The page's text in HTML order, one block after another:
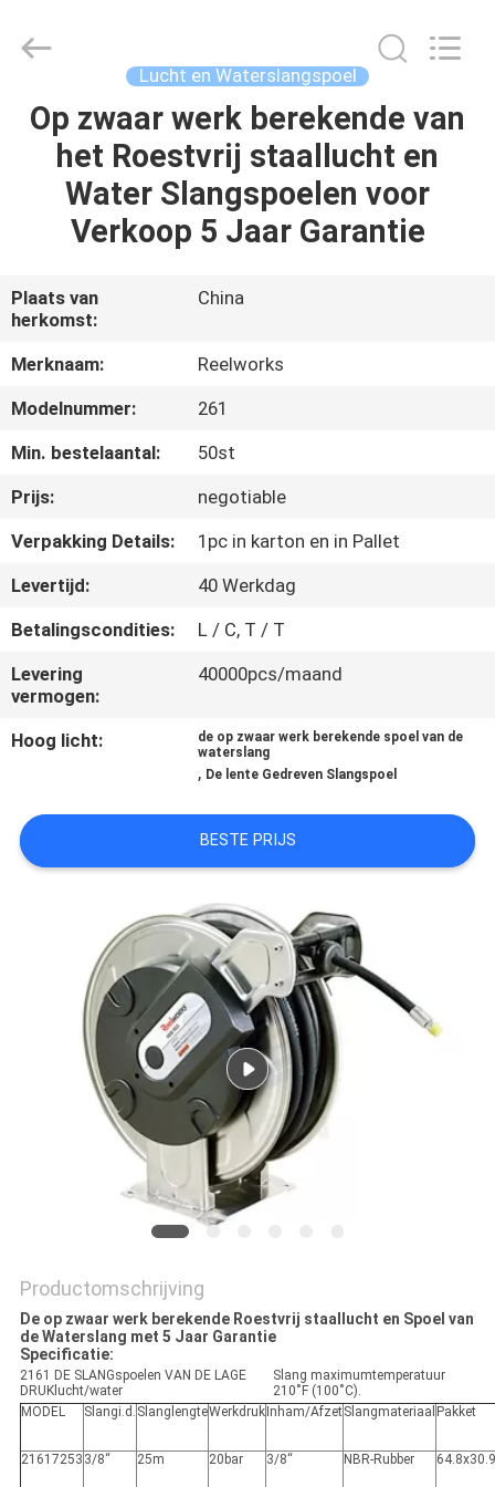
HUIS
PRODUCTEN
OVER
ONS
FABRIEKSRONDLEIDING
KWALITEITSCONTROLE
NEEM
CONTACT
ONS
OP
EEN
AANVRAGEN
SITEMAP
PRIVACY
POLICY
Lucht en Waterslangspoel
Op zwaar werk berekende van
het Roestvrij staallucht en
Water Slangspoelen voor
Verkoop 5 Jaar Garantie
Plaats van
herkomst:
China
Merknaam:
Reelworks
Modelnummer:
261
Min. bestelaantal:
50st
Prijs:
negotiable
Verpakking Details:
1pc in karton en in Pallet
Levertijd:
40 Werkdag
Betalingscondities:
L / C, T / T
Levering
vermogen:
40000pcs/maand
Hoog licht:
de op zwaar werk berekende spoel van de
waterslang
, De lente Gedreven Slangspoel
BESTE PRIJS
Productomschrijving
De op zwaar werk berekende Roestvrij staallucht en Spoel van
de Waterslang met 5 Jaar Garantie
Specificatie:
2161 DE SLANGspoelen VAN DE LAGE
DRUKlucht/water
Slang maximumtemperatuur
210˚F (100˚C).
MODEL
Slangi.d. SlanglengteWerkdruk Inham/AfzetSlangmateriaal Pakket
21617253 3/8“ 25m 20bar 3/8“ NBR-Rubber